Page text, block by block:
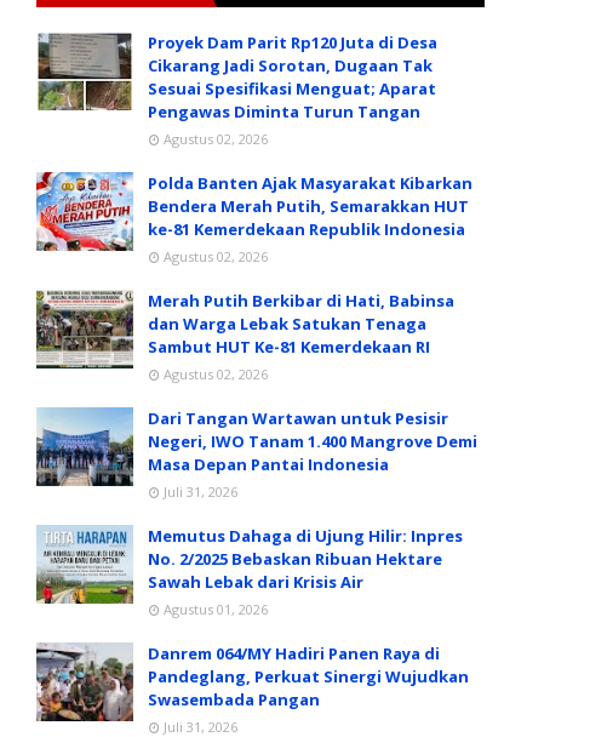
Proyek Dam Parit Rp120 Juta di Desa
Cikarang Jadi Sorotan, Dugaan Tak
Sesuai Spesifikasi Menguat; Aparat
Pengawas Diminta Turun Tangan
Agustus 02, 2026
Polda Banten Ajak Masyarakat Kibarkan
Bendera Merah Putih, Semarakkan HUT
ke-81 Kemerdekaan Republik Indonesia
Agustus 02, 2026
Merah Putih Berkibar di Hati, Babinsa
dan Warga Lebak Satukan Tenaga
Sambut HUT Ke-81 Kemerdekaan RI
Agustus 02, 2026
Dari Tangan Wartawan untuk Pesisir
Negeri, IWO Tanam 1.400 Mangrove Demi
Masa Depan Pantai Indonesia
Juli 31, 2026
Memutus Dahaga di Ujung Hilir: Inpres
No. 2/2025 Bebaskan Ribuan Hektare
Sawah Lebak dari Krisis Air
Agustus 01, 2026
Danrem 064/MY Hadiri Panen Raya di
Pandeglang, Perkuat Sinergi Wujudkan
Swasembada Pangan
Juli 31, 2026